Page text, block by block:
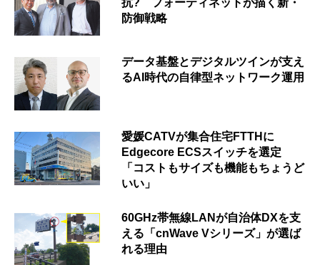
防御戦略
データ基盤とデジタルツインが支え
るAI時代の自律型ネットワーク運用
愛媛CATVが集合住宅FTTHに
Edgecore ECSスイッチを選定
「コストもサイズも機能もちょうど
いい」
60GHz帯無線LANが自治体DXを支
える「cnWave Vシリーズ」が選ば
れる理由